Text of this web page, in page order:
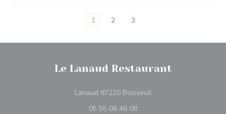
1 2 3
Le Lanaud Restaurant
Lanaud 87220 Boisseuil((открывается в
05 55 06 46 08